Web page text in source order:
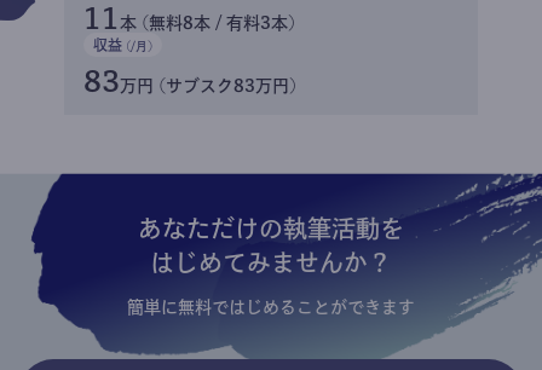
11 本 (無料8本 / 有料3本)
収益 (/月)
83万円 (サブスク83万円)
あなただけの執筆活動を
はじめてみませんか？
簡単に無料ではじめることができます